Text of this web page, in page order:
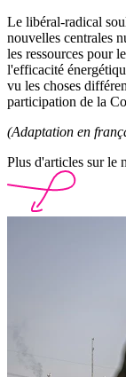
Le libéral-radical
nouvelles centrales
les ressources pour
l'efficacité
vu les choses
participation de la
(Adaptation en
Plus d'articles sur le